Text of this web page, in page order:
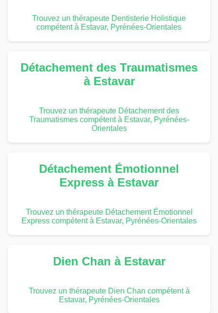
Trouvez un thérapeute Dentisterie Holistique
compétent à Estavar, Pyrénées-Orientales
Détachement des Traumatismes
à Estavar
Trouvez un thérapeute Détachement des
Traumatismes compétent à Estavar, Pyrénées-
Orientales
Détachement Émotionnel
Express à Estavar
Trouvez un thérapeute Détachement Émotionnel
Express compétent à Estavar, Pyrénées-Orientales
Dien Chan à Estavar
Trouvez un thérapeute Dien Chan compétent à
Estavar, Pyrénées-Orientales